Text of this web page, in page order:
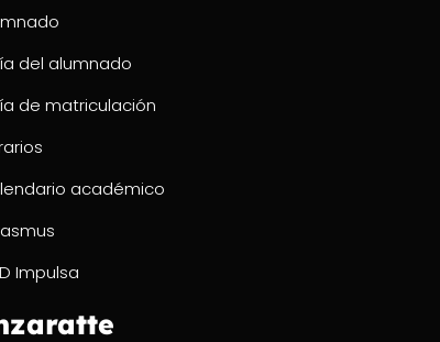
del alumnado
de matriculación
académico
Impulsa